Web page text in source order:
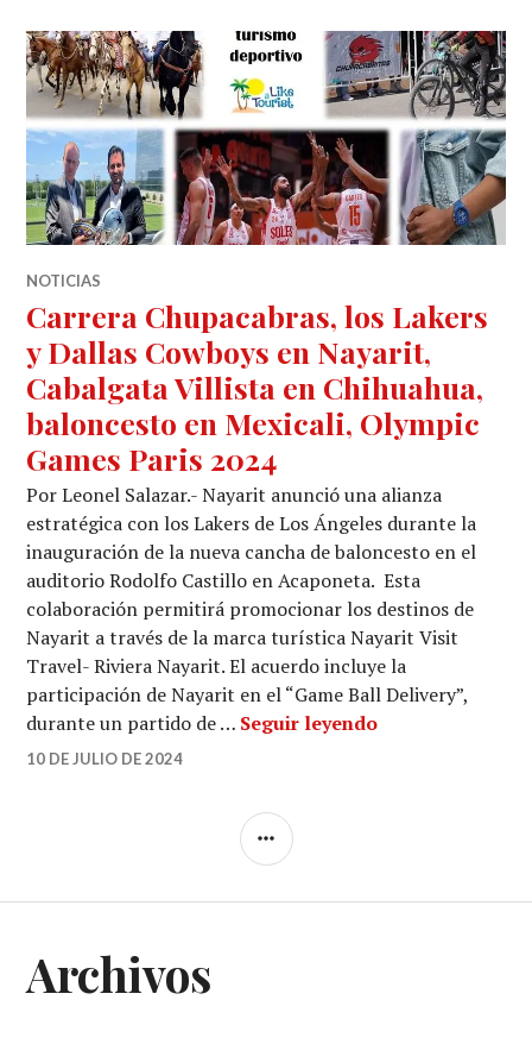
NOTICIAS
Carrera Chupacabras, los Lakers
y Dallas Cowboys en Nayarit,
Cabalgata Villista en Chihuahua,
baloncesto en Mexicali, Olympic
Games Paris 2024
Por Leonel Salazar.- Nayarit anunció una alianza
estratégica con los Lakers de Los Ángeles durante la
inauguración de la nueva cancha de baloncesto en el
auditorio Rodolfo Castillo en Acaponeta. Esta
colaboración permitirá promocionar los destinos de
Nayarit a través de la marca turística Nayarit Visit
Travel- Riviera Nayarit. El acuerdo incluye la
participación de Nayarit en el “Game Ball Delivery”,
durante un partido de … Seguir leyendoCarrera
10 DE JULIO DE 2024
BARRA
Archivos